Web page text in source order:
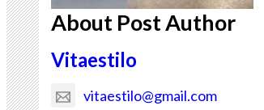
About Post Author
Vitaestilo
vitaestilo@gmail.com